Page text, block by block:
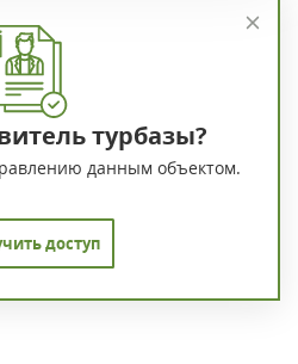
турбазы?
данным объектом.
доступ